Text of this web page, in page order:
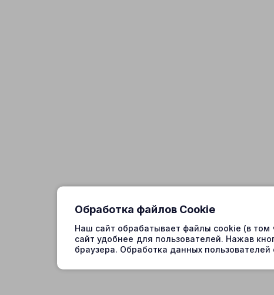
Обработка файлов Cookie
Наш сайт обрабатывает файлы cookie (в
сайт удобнее для пользователей. Нажав
браузера. Обработка данных пользователей